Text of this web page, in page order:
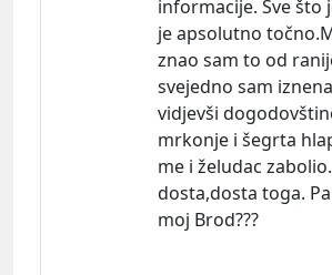
informacije. Sve što
je apsolutno
znao sam to od
svejedno sam
vidjevši
mrkonje i šegrta
me i želudac
dosta,dosta toga.
moj Brod???